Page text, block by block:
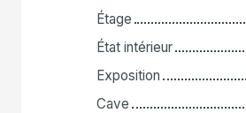
Étage
État intérieur
Exposition
Cave